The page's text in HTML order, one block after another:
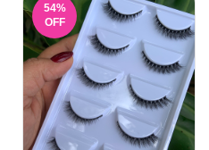
54%
OFF